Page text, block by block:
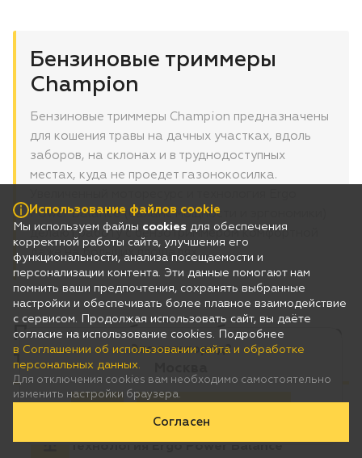
Это ваш город?
Бензиновые триммеры
Champion
Бензиновые триммеры Champion предназначены
для кошения травы на дачных участках, вдоль
заборов, на склонах и в труднодоступных
местах, куда не проедет газонокосилка.
Power Balance (баланс мощности и эргономики)
делают работу с бензотриммером комфортной
даже на больших площадях.
Почему выбирают бензиновые
триммеры Champion
Использование файлов cookie
Мы используем файлы cookies для обеспечения
корректной работы сайта, улучшения его
функциональности, анализа посещаемости и
персонализации контента. Эти данные помогают нам
помнить ваши предпочтения, сохранять выбранные
настройки и обеспечивать более плавное взаимодействие
с сервисом. Продолжая использовать сайт, вы даёте
согласие на использование cookies. Подробнее
в Соглашении об использовании сайта и обработке
персональных данных.
Для отключения cookies вам необходимо самостоятельно
изменить настройки браузера.
Согласен